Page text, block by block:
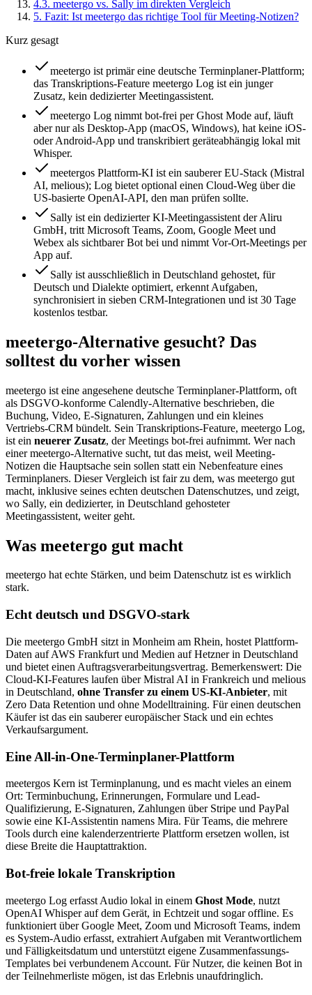
4.3. meetergo vs. Sally im direkten Vergleich
5. Fazit: Ist meetergo das richtige Tool für Meeting-Notizen?
Kurz gesagt
meetergo ist primär eine deutsche Terminplaner-Plattform;
das Transkriptions-Feature meetergo Log ist ein junger
Zusatz, kein dedizierter Meetingassistent.
meetergo Log nimmt bot-frei per Ghost Mode auf, läuft
aber nur als Desktop-App (macOS, Windows), hat keine iOS-
oder Android-App und transkribiert geräteabhängig lokal mit
Whisper.
meetergos Plattform-KI ist ein sauberer EU-Stack (Mistral
AI, melious); Log bietet optional einen Cloud-Weg über die
US-basierte OpenAI-API, den man prüfen sollte.
Sally ist ein dedizierter KI-Meetingassistent der Aliru
GmbH, tritt Microsoft Teams, Zoom, Google Meet und
Webex als sichtbarer Bot bei und nimmt Vor-Ort-Meetings per
App auf.
Sally ist ausschließlich in Deutschland gehostet, für
Deutsch und Dialekte optimiert, erkennt Aufgaben,
synchronisiert in sieben CRM-Integrationen und ist 30 Tage
kostenlos testbar.
meetergo-Alternative gesucht? Das
solltest du vorher wissen
meetergo ist eine angesehene deutsche Terminplaner-Plattform, oft
als DSGVO-konforme Calendly-Alternative beschrieben, die
Buchung, Video, E-Signaturen, Zahlungen und ein kleines
Vertriebs-CRM bündelt. Sein Transkriptions-Feature, meetergo Log,
ist ein neuerer Zusatz, der Meetings bot-frei aufnimmt. Wer nach
einer meetergo-Alternative sucht, tut das meist, weil Meeting-
Notizen die Hauptsache sein sollen statt ein Nebenfeature eines
Terminplaners. Dieser Vergleich ist fair zu dem, was meetergo gut
macht, inklusive seines echten deutschen Datenschutzes, und zeigt,
wo Sally, ein dedizierter, in Deutschland gehosteter
Meetingassistent, weiter geht.
Was meetergo gut macht
meetergo hat echte Stärken, und beim Datenschutz ist es wirklich
stark.
Echt deutsch und DSGVO-stark
Die meetergo GmbH sitzt in Monheim am Rhein, hostet Plattform-
Daten auf AWS Frankfurt und Medien auf Hetzner in Deutschland
und bietet einen Auftragsverarbeitungsvertrag. Bemerkenswert: Die
Cloud-KI-Features laufen über Mistral AI in Frankreich und melious
in Deutschland, ohne Transfer zu einem US-KI-Anbieter, mit
Zero Data Retention und ohne Modelltraining. Für einen deutschen
Käufer ist das ein sauberer europäischer Stack und ein echtes
Verkaufsargument.
Eine All-in-One-Terminplaner-Plattform
meetergos Kern ist Terminplanung, und es macht vieles an einem
Ort: Terminbuchung, Erinnerungen, Formulare und Lead-
Qualifizierung, E-Signaturen, Zahlungen über Stripe und PayPal
sowie eine KI-Assistentin namens Mira. Für Teams, die mehrere
Tools durch eine kalenderzentrierte Plattform ersetzen wollen, ist
diese Breite die Hauptattraktion.
Bot-freie lokale Transkription
meetergo Log erfasst Audio lokal in einem Ghost Mode, nutzt
OpenAI Whisper auf dem Gerät, in Echtzeit und sogar offline. Es
funktioniert über Google Meet, Zoom und Microsoft Teams, indem
es System-Audio erfasst, extrahiert Aufgaben mit Verantwortlichem
und Fälligkeitsdatum und unterstützt eigene Zusammenfassungs-
Templates bei verbundenem Account. Für Nutzer, die keinen Bot in
der Teilnehmerliste mögen, ist das Erlebnis unaufdringlich.